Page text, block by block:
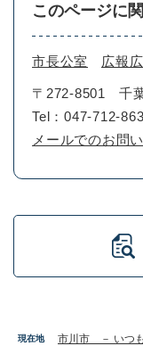
現在地 市川市 － いつ
このページに
市長公室 広報
〒272-8501
千
Tel：047-712-
メールでのお問